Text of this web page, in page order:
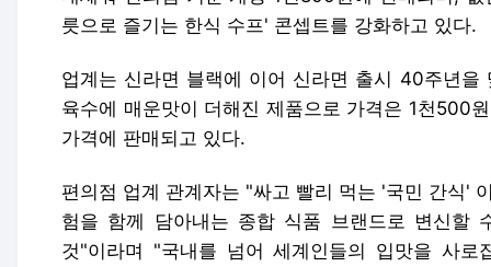
릇으로 즐기는 한식 수프' 콘셉트를 강화하고 있다.
업계는 신라면 블랙에 이어 신라면 출시 40주년
육수에 매운맛이 더해진 제품으로 가격은 1천500
가격에 판매되고 있다.
편의점 업계 관계자는 "싸고 빨리 먹는 '국민 간식'
험을 함께 담아내는 종합 식품 브랜드로 변신할
것"이라며 "국내를 넘어 세계인들의 입맛을 사